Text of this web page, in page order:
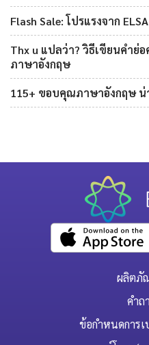
Flash Sale: โปรแรงจาก
Thx u แปลว่า? วิธีเขียนคำย่
ภาษาอังกฤษ
115+ ขอบคุณภาษาอังกฤษ น่
ผลิตภั
คำถ
ข้อกำหนดการ